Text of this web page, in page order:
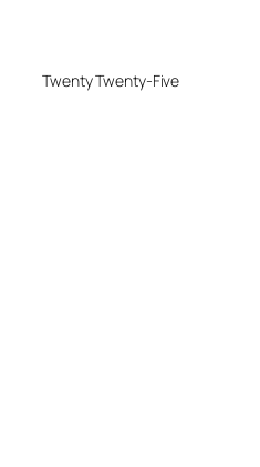
Twenty Twenty-Five